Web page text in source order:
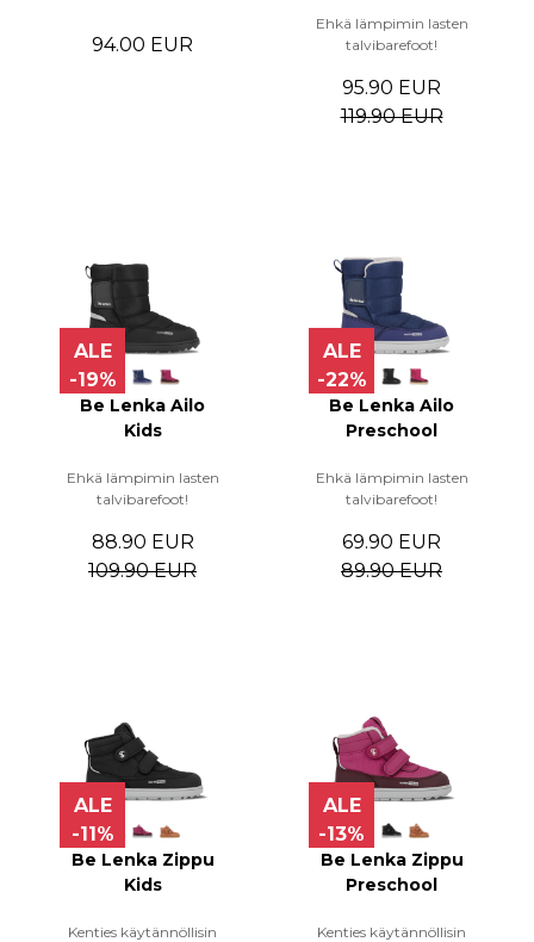
94.00 EUR
Ehkä lämpimin lasten
talvibarefoot!
95.90 EUR
119.90 EUR
ALE
-19%
Be Lenka Ailo
Kids
Ehkä lämpimin lasten
talvibarefoot!
88.90 EUR
109.90 EUR
ALE
-22%
Be Lenka Ailo
Preschool
Ehkä lämpimin lasten
talvibarefoot!
69.90 EUR
89.90 EUR
ALE
-11%
Be Lenka Zippu
Kids
Kenties käytännöllisin
ALE
-13%
Be Lenka Zippu
Preschool
Kenties käytännöllisin